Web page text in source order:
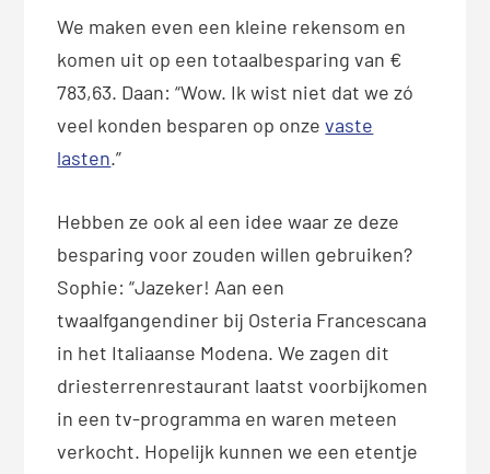
We maken even een kleine rekensom en
komen uit op een totaalbesparing van €
783,63. Daan: “Wow. Ik wist niet dat we zó
veel konden besparen op onzevaste
lasten.”
Hebben ze ook al een idee waar ze deze
besparing voor zouden willen gebruiken?
Sophie: “Jazeker! Aan een
twaalfgangendiner bij Osteria Francescana
in het Italiaanse Modena. We zagen dit
driesterrenrestaurant laatst voorbijkomen
in een tv-programma en waren meteen
verkocht. Hopelijk kunnen we een etentje